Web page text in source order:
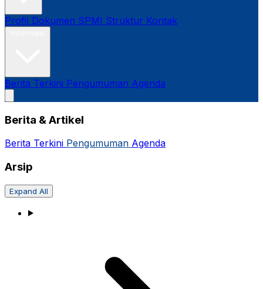
Profil Dokumen SPMI Struktur Kontak
Berita Terkini Pengumuman Agenda
Berita & Artikel
Berita Terkini Pengumuman Agenda
Arsip
Expand All